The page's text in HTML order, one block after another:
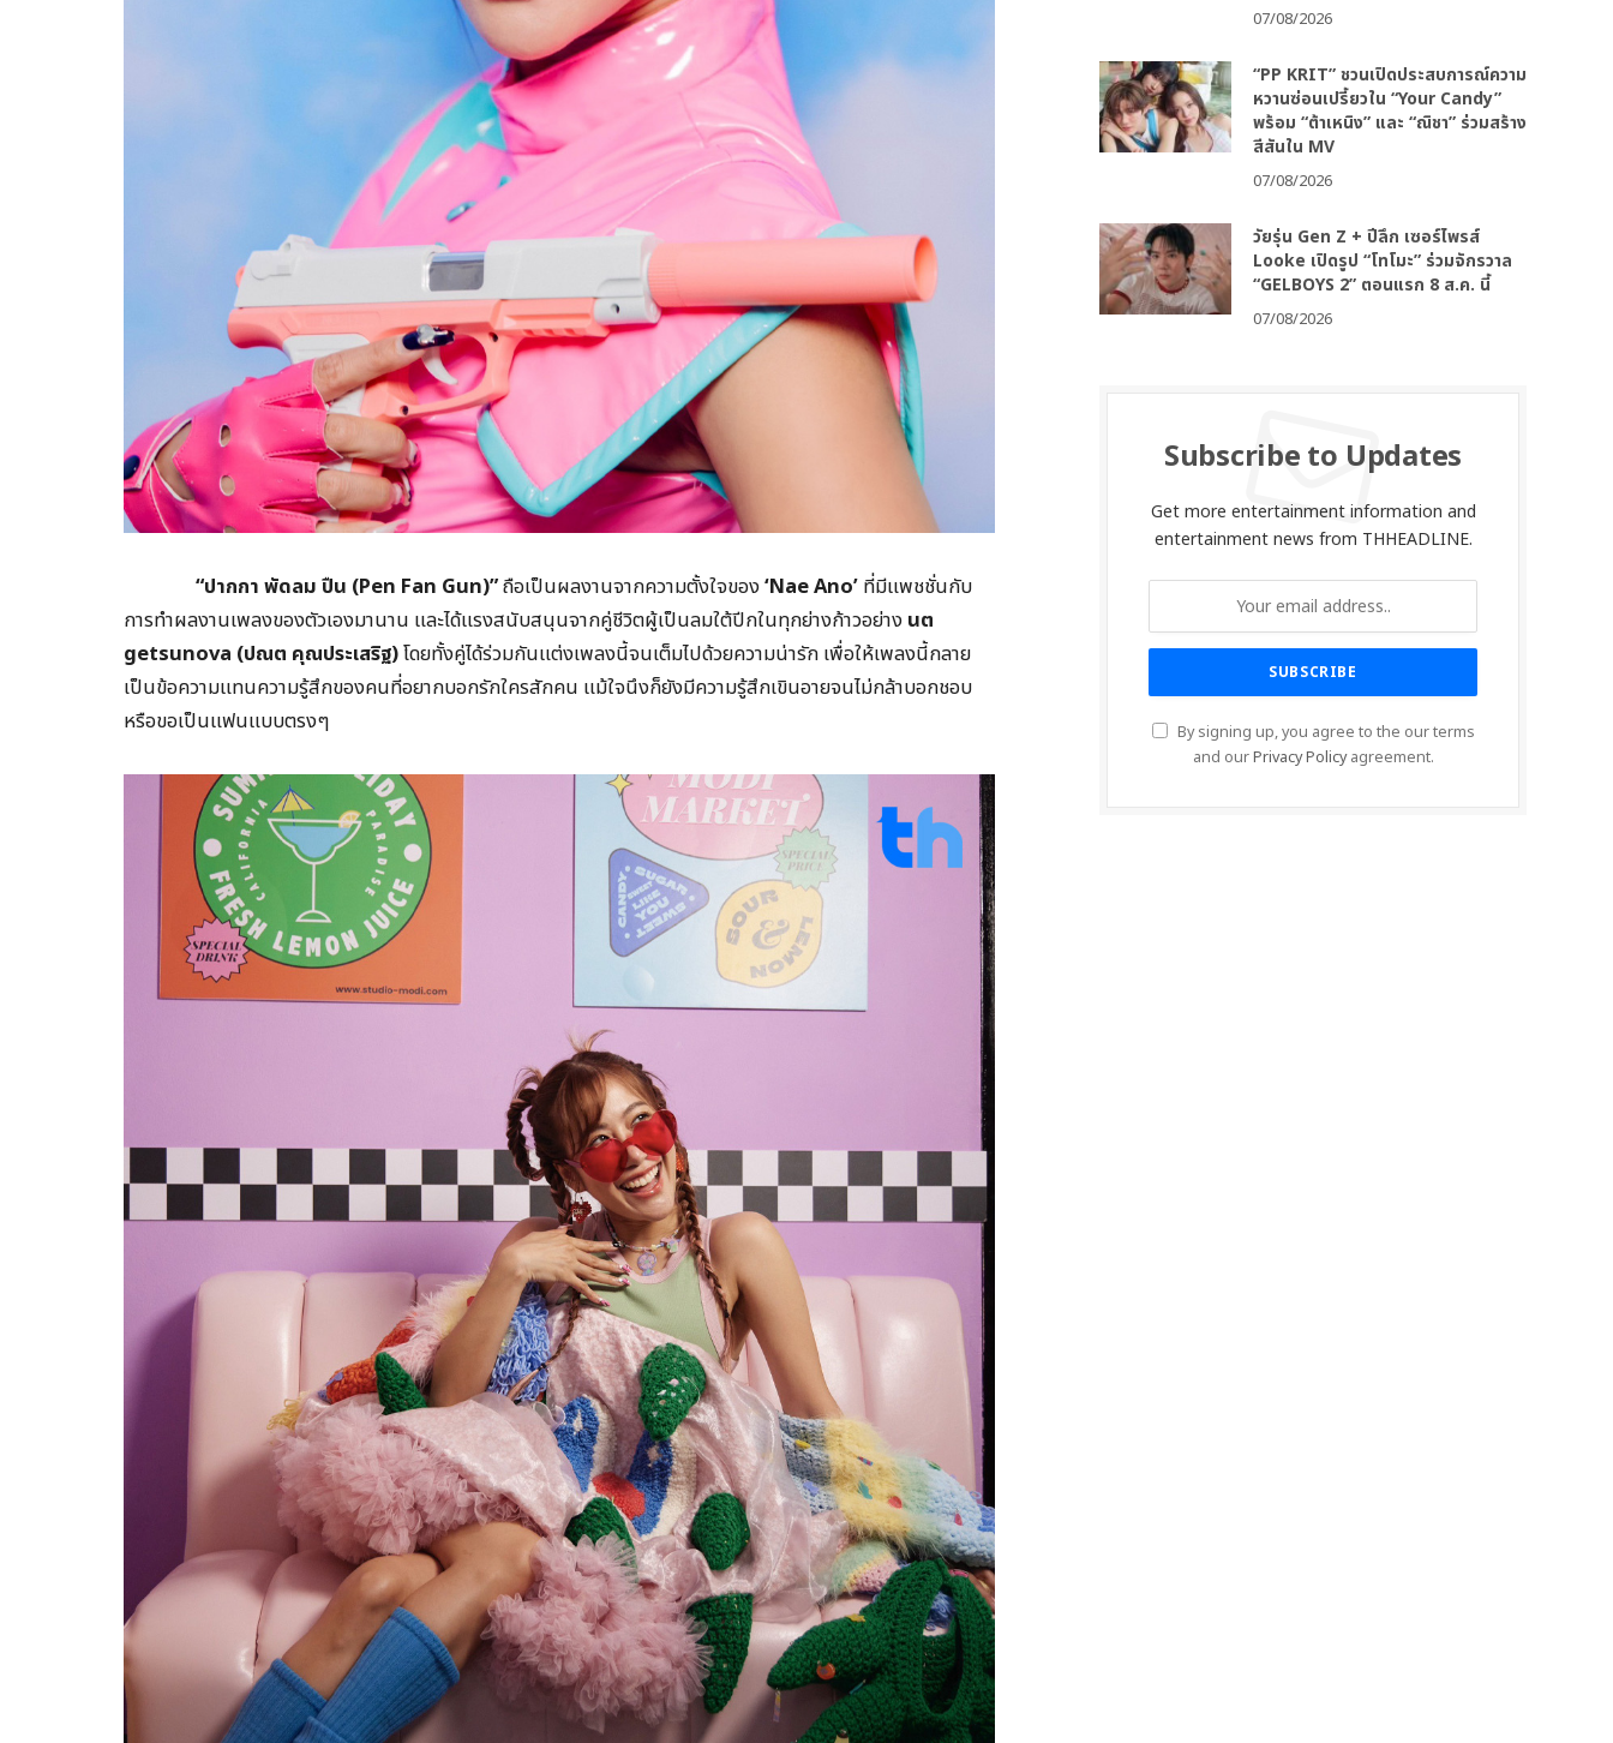
“ปากกา พัดลม ปืน (Pen Fan Gun)”ถือเป็นผลงานจากความตั้งใจของ‘Nae Ano’ ที่มีแพชชั่นกับ
การทำผลงานเพลงของตัวเองมานาน และได้แรงสนับสนุนจากคู่ชีวิตผู้เป็นลมใต้ปีกในทุกย่างก้าวอย่าง นต
getsunova (ปณต คุณประเสริฐ)โดยทั้งคู่ได้ร่วมกันแต่งเพลงนี้จนเต็มไปด้วยความน่ารัก เพื่อให้เพลงนี้กลาย
เป็นข้อความแทนความรู้สึกของคนที่อยากบอกรักใครสักคน แม้ใจนึงก็ยังมีความรู้สึกเขินอายจนไม่กล้าบอกชอบ
หรือขอเป็นแฟนแบบตรงๆ
07/08/2026
“PP KRIT” ชวนเปิดประสบการณ์ความ
หวานซ่อนเปรี้ยวใน “Your Candy”
พร้อม “ต้าเหนิง” และ “ณิชา” ร่วมสร้าง
สีสันใน MV
07/08/2026
วัยรุ่น Gen Z + ปีลึก เซอร์ไพรส์
Looke เปิดรูป “โทโมะ” ร่วมจักรวาล
“GELBOYS 2” ตอนแรก 8 ส.ค. นี้
07/08/2026
Subscribe to Updates
Get more entertainment information and
entertainment news from THHEADLINE.
By signing up, you agree to the our terms
and ourPrivacy Policyagreement.